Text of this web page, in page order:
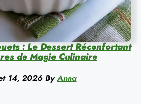
: Le Dessert Réconfortant
de Magie Culinaire
14, 2026 By Anna